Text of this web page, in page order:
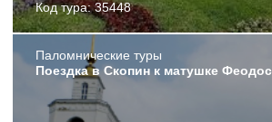
Код тура: 35448
Пaломнические туры
Поездка в Скопин к матушке